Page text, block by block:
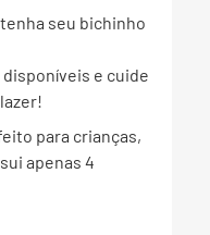
seu bichinho
disponíveis e cuide
para crianças,
apenas 4